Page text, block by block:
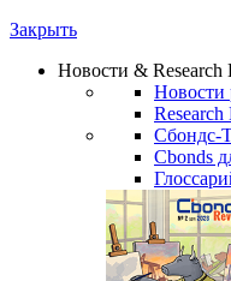
Закрыть
Новости & Research
Новости
Research
Сбондс-
Cbonds